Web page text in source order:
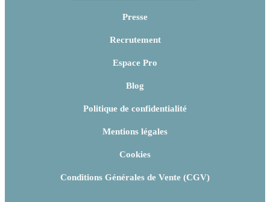
Presse
Recrutement
Espace Pro
Blog
Politique de confidentialité
Mentions légales
Cookies
Conditions Générales de Vente (CGV)